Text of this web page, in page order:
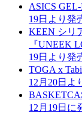
ASICS
19日より発
KEEN シリ
『UNEEK
19日より発
TOGA x
12月20日よ
12月19日に